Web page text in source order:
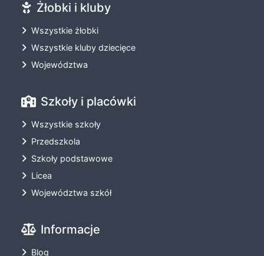
Żłobki i kluby
Wszystkie żłobki
Wszystkie kluby dziecięce
Województwa
Szkoły i placówki
Wszystkie szkoły
Przedszkola
Szkoły podstawowe
Licea
Województwa szkół
Informacje
Blog